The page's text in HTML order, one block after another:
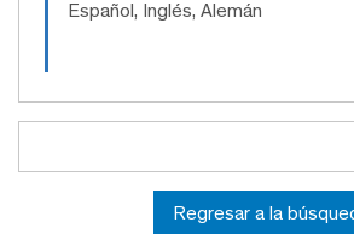
Español, Inglés, Alemán
Regresar a la